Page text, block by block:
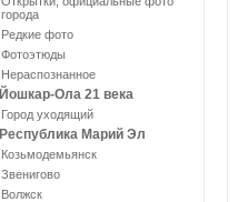
города
Редкие фото
Фотоэтюды
Нераспознанное
Йошкар-Ола 21 века
Город уходящий
Республика Марий Эл
Козьмодемьянск
Звенигово
Волжск